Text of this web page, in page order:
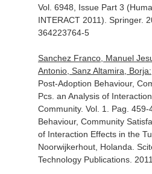
Vol. 6948, Issue Part 3
INTERACT 2011) . Springer.
364223764-5
Sanchez Franco, Manuel
Antonio, Sanz Altamira, Borja:
Post-Adoption Behaviour,
Pcs. an Analysis of
Community. Vol. 1. Pag. 459-
Behaviour, Community
of Interaction Effects in the
Noorwijkerhout, Holanda.
Technology Publications.